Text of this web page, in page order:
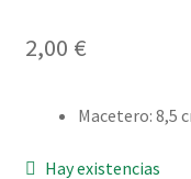
Envío y Devoluciones
2,00 €
Macetero: 8,5
Hay existencias